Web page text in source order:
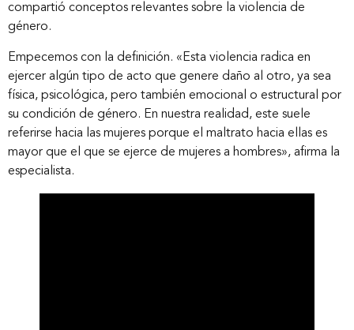
compartió conceptos relevantes sobre la violencia de
género.
Empecemos con la definición. «Esta violencia radica en
ejercer algún tipo de acto que genere daño al otro, ya sea
física, psicológica, pero también emocional o estructural por
su condición de género. En nuestra realidad, este suele
referirse hacia las mujeres porque el maltrato hacia ellas es
mayor que el que se ejerce de mujeres a hombres», afirma la
especialista.